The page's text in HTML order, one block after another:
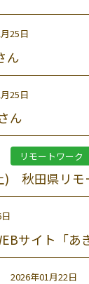
25日
ん
25日
ん
リモートワーク
) 秋田県リ
サイト「
2026年01月22日